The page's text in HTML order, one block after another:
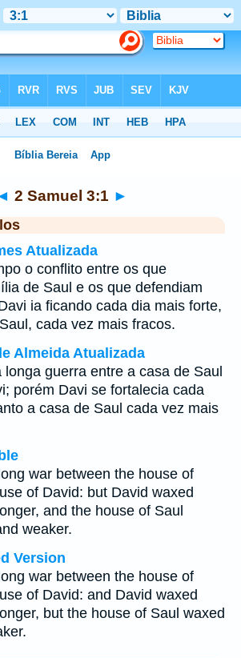
2 Samuel 3:1 ►
Atualizada
o conflito entre os que
de Saul e os que defendiam
ia ficando cada dia mais forte,
cada vez mais fracos.
Almeida Atualizada
guerra entre a casa de Saul
porém Davi se fortalecia cada
a casa de Saul cada vez mais
war between the house of
of David: but David waxed
and the house of Saul
weaker.
Version
war between the house of
of David: and David waxed
but the house of Saul waxed